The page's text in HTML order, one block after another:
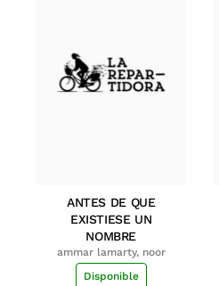
ANTES DE QUE
EXISTIESE UN
NOMBRE
ammar lamarty, noor
Disponible